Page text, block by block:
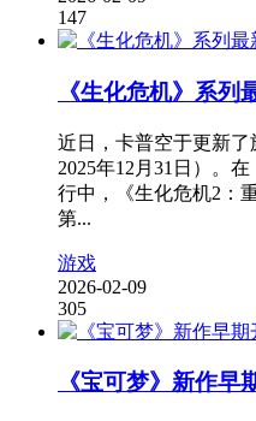
147
《生化危机》系列
近日，卡普空于更新了
2025年12月31日）。
行中，《生化危机2：
第...
游戏
2026-02-09
305
《宝可梦》新作早